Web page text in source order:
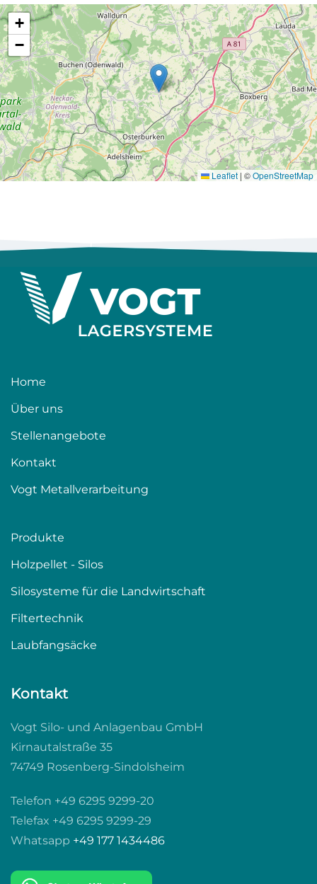
+
−
Leaflet | ©OpenStreetMap
Home
Über uns
Stellenangebote
Kontakt
Vogt Metallverarbeitung
Produkte
Holzpellet - Silos
Silosysteme für die Landwirtschaft
Filtertechnik
Laubfangsäcke
Kontakt
Vogt Silo- und Anlagenbau GmbH
Kirnautalstraße 35
74749 Rosenberg-Sindolsheim
Telefon +49 6295 9299-20
Telefax +49 6295 9299-29
Whatsapp +49 177 1434486